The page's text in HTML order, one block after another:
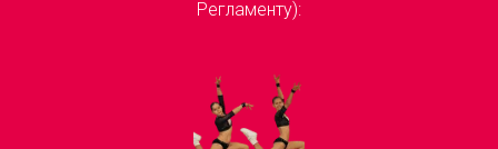
Регламенту):